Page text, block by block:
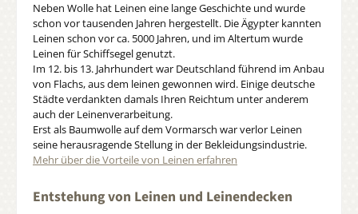
Neben Wolle hat Leinen eine lange Geschichte und wurde
schon vor tausenden Jahren hergestellt. Die Ägypter kannten
Leinen schon vor ca. 5000 Jahren, und im Altertum wurde
Leinen für Schiffsegel genutzt.
Im 12. bis 13. Jahrhundert war Deutschland führend im Anbau
von Flachs, aus dem leinen gewonnen wird. Einige deutsche
Städte verdankten damals Ihren Reichtum unter anderem
auch der Leinenverarbeitung.
Erst als Baumwolle auf dem Vormarsch war verlor Leinen
seine herausragende Stellung in der Bekleidungsindustrie.
Mehr über die Vorteile von Leinen erfahren
Entstehung von Leinen und Leinendecken